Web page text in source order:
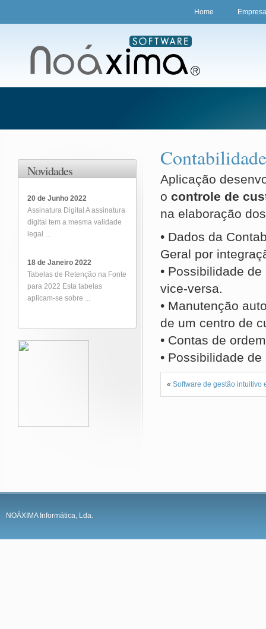
Home Empresa
Novidades
20 de Junho 2022
Assinatura Digital A assinatura
digital tem a mesma validade
legal ...
18 de Janeiro 2022
Tabelas de Retenção na Fonte
para 2022 Esta tabelas
aplicam-se sobre ...
Aplicação
o controle de
na elaboração
• Dados da
Geral por
• Possibilidade
vice-versa.
• Manutenção
de um centro de
• Contas de
• Possibilidade
« Software de gestão intuitivo
NOÁXIMA Informática, Lda.